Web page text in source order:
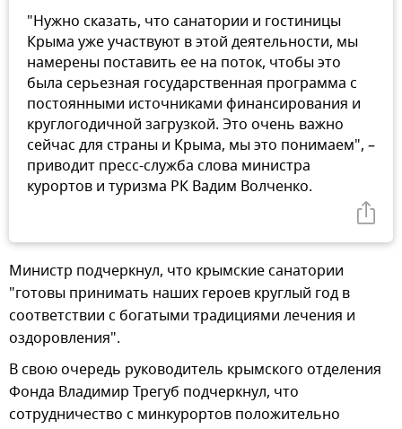
"Нужно сказать, что санатории и гостиницы
Крыма уже участвуют в этой деятельности, мы
намерены поставить ее на поток, чтобы это
была серьезная государственная программа с
постоянными источниками финансирования и
круглогодичной загрузкой. Это очень важно
сейчас для страны и Крыма, мы это понимаем", –
приводит пресс-служба слова министра
курортов и туризма РК Вадим Волченко.
Министр подчеркнул, что крымские санатории
"готовы принимать наших героев круглый год в
соответствии с богатыми традициями лечения и
оздоровления".
В свою очередь руководитель крымского отделения
Фонда Владимир Трегуб подчеркнул, что
сотрудничество с минкурортов положительно